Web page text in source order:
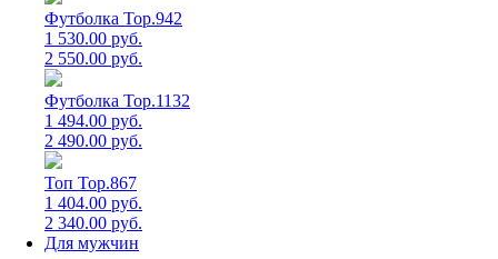
Футболка Top.942
1 530.00 руб.
2 550.00 руб.
Футболка Top.1132
1 494.00 руб.
2 490.00 руб.
Топ Top.867
1 404.00 руб.
2 340.00 руб.
Для мужчин